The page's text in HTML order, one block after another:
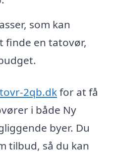
som kan
finde en tatovør,
2qb.dkfor at få
i både Ny
byer. Du
tilbud, så du kan